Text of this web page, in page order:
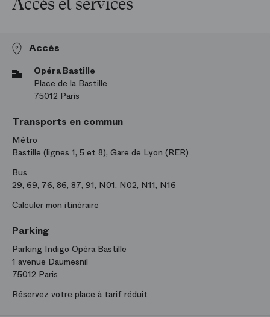
Accès et services
Accès
Opéra Bastille
Place de la Bastille
75012 Paris
Transports en commun
Métro
Bastille (lignes 1, 5 et 8), Gare de Lyon (RER)
Bus
29, 69, 76, 86, 87, 91, N01, N02, N11, N16
Calculer mon itinéraire
Parking
Parking Indigo Opéra Bastille
1 avenue Daumesnil
75012 Paris
Réservez votre place à tarif réduit